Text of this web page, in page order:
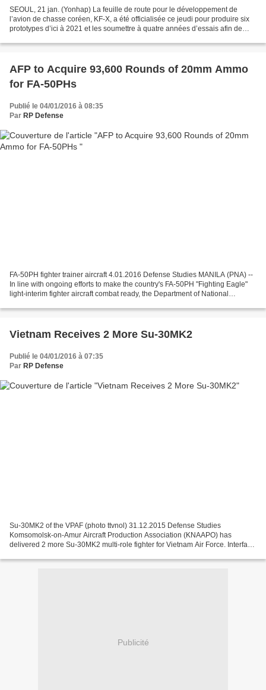
SEOUL, 21 jan. (Yonhap) La feuille de route pour le développement de
l’avion de chasse coréen, KF-X, a été officialisée ce jeudi pour produire six
prototypes d’ici à 2021 et les soumettre à quatre années d’essais afin de
AFP to Acquire 93,600 Rounds of 20mm Ammo
for FA-50PHs
Publié le 04/01/2016 à 08:35
Par RP Defense
FA-50PH fighter trainer aircraft 4.01.2016 Defense Studies MANILA (PNA) --
In line with ongoing efforts to make the country's FA-50PH "Fighting Eagle"
light-interim fighter aircraft combat ready, the Department of National
Vietnam Receives 2 More Su-30MK2
Publié le 04/01/2016 à 07:35
Par RP Defense
Su-30MK2 of the VPAF (photo ttvnol) 31.12.2015 Defense Studies
Komsomolsk-on-Amur Aircraft Production Association (KNAAPO) has
delivered 2 more Su-30MK2 multi-role fighter for Vietnam Air Force. Interfax-
Publicité